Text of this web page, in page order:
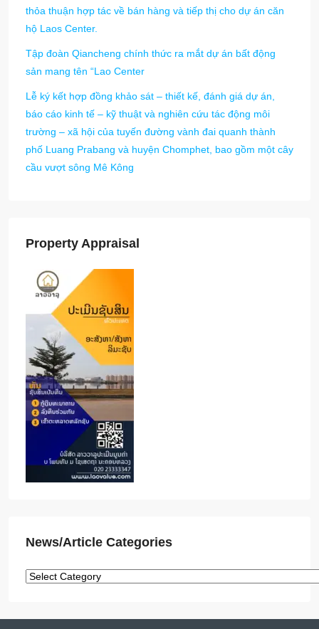
thỏa thuận hợp tác về bán hàng và tiếp thị cho dự án căn
hộ Laos Center.
Tập đoàn Qiancheng chính thức ra mắt dự án bất động
sản mang tên “Lao Center
Lễ ký kết hợp đồng khảo sát – thiết kế, đánh giá dự án,
báo cáo kinh tế – kỹ thuật và nghiên cứu tác động môi
trường – xã hội của tuyến đường vành đai quanh thành
phố Luang Prabang và huyện Chomphet, bao gồm một cây
cầu vượt sông Mê Kông
Property Appraisal
News/Article Categories